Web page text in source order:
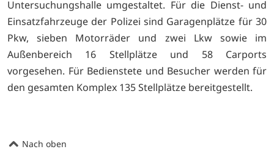
Untersuchungshalle umgestaltet. Für die Dienst- und
Einsatzfahrzeuge der Polizei sind Garagenplätze für 30
Pkw, sieben Motorräder und zwei Lkw sowie im
Außenbereich 16 Stellplätze und 58 Carports
vorgesehen. Für Bedienstete und Besucher werden für
den gesamten Komplex 135 Stellplätze bereitgestellt.
Nach oben